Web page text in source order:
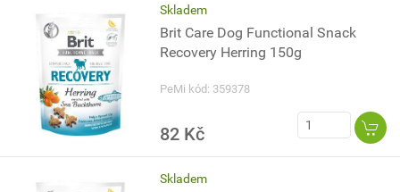
Skladem
Brit Care Dog Functional Snack
Recovery Herring 150g
PeMi kód: 359378
82 Kč
Skladem